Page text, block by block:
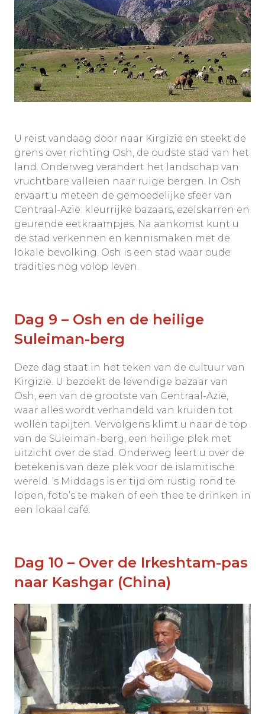
U reist vandaag door naar Kirgizië en steekt de
grens over richting Osh, de oudste stad van het
land. Onderweg verandert het landschap van
vruchtbare valleien naar ruige bergen. In Osh
ervaart u meteen de gemoedelijke sfeer van
Centraal-Azië: kleurrijke bazaars, ezelskarren en
geurende eetkraampjes. Na aankomst kunt u
de stad verkennen en kennismaken met de
lokale bevolking. Osh is een stad waar oude
tradities nog volop leven.
Dag 9 – Osh en de heilige
Suleiman-berg
Deze dag staat in het teken van de cultuur van
Kirgizië. U bezoekt de levendige bazaar van
Osh, een van de grootste van Centraal-Azië,
waar alles wordt verhandeld van kruiden tot
wollen tapijten. Vervolgens klimt u naar de top
van de Suleiman-berg, een heilige plek met
uitzicht over de stad. Onderweg leert u over de
betekenis van deze plek voor de islamitische
wereld. ’s Middags is er tijd om rustig rond te
lopen, foto’s te maken of een thee te drinken in
een lokaal café.
Dag 10 – Over de Irkeshtam-pas
naar Kashgar (China)